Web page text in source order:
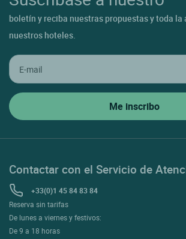
boletín y reciba nuestras propuestas y toda la
nuestros hoteles.
Contactar con el Servicio de
+33(0)1 45 84 83 84
Reserva sin tarifas
De lunes a viernes y festivos:
De 9 a 18 horas